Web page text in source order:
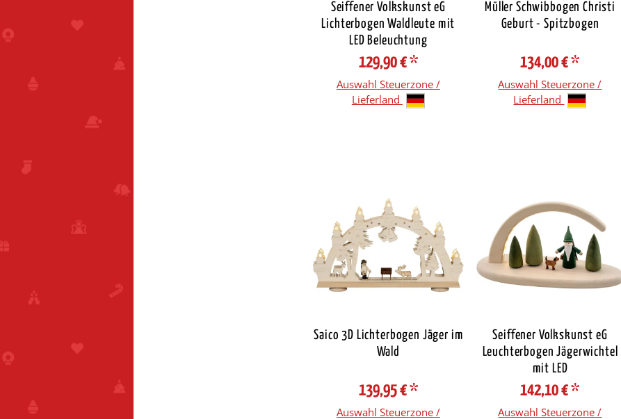
Seiffener Volkskunst eG
Lichterbogen Waldleute mit
LED Beleuchtung
129,90 €*
Auswahl Steuerzone /
Lieferland
Müller Schwibbogen Christi
Geburt - Spitzbogen
134,00 €*
Auswahl Steuerzone /
Lieferland
Saico 3D Lichterbogen Jäger im
Wald
139,95 €*
Auswahl Steuerzone /
Seiffener Volkskunst eG
Leuchterbogen Jägerwichtel
mit LED
142,10 €*
Auswahl Steuerzone /